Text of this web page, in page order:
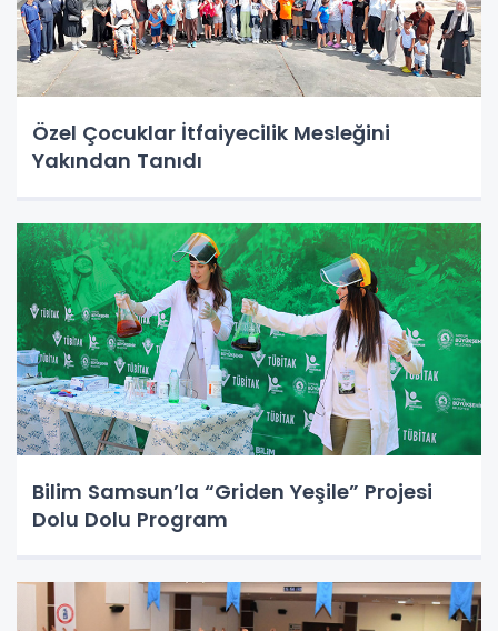
Özel Çocuklar İtfaiyecilik Mesleğini
Yakından Tanıdı
Bilim Samsun’la “Griden Yeşile” Projesi
Dolu Dolu Program